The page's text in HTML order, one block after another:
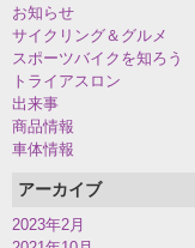
お知らせ
サイクリング＆グルメ
スポーツバイクを知ろう
トライアスロン
出来事
商品情報
車体情報
アーカイブ
2023年2月